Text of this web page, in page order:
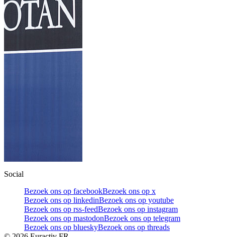
Social
Bezoek ons op facebookBezoek ons op x
Bezoek ons op linkedinBezoek ons op youtube
Bezoek ons op rss-feedBezoek ons op instagram
Bezoek ons op mastodonBezoek ons op telegram
Bezoek ons op blueskyBezoek ons op threads